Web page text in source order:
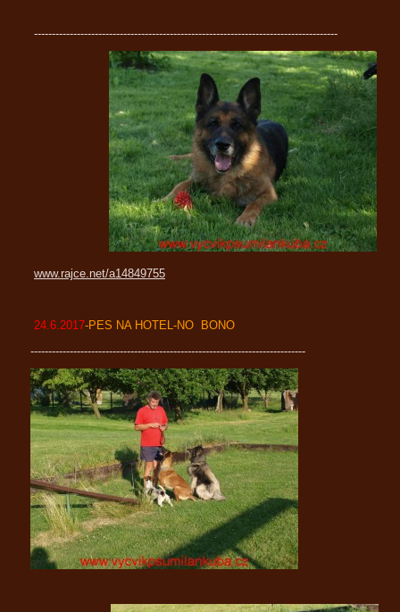
-------------------------------------------------------------------------------------
www.rajce.net/a14849755
24.6.2017-PES NA HOTEL-NO BONO
-----------------------------------------------------------------------------